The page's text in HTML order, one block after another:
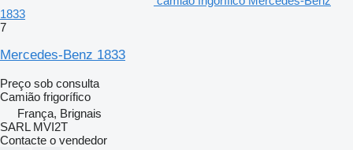
1833
7
Mercedes-Benz 1833
Preço sob consulta
Camião frigorífico
França, Brignais
SARL MVI2T
Contacte o vendedor